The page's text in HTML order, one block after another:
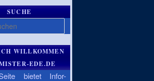
SUCHE
WILLKOMMEN
EDE.DE
bietet Infor-